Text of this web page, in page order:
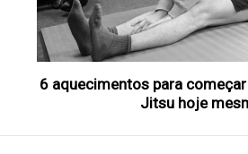
6 aquecimentos para
Jitsu hoje